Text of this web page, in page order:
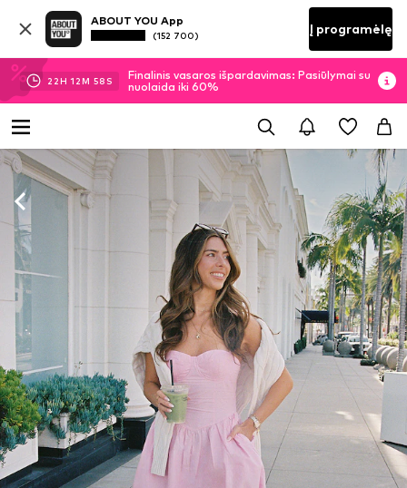
ABOUT YOU App
(152 700) Į programėlę
22H 12M 55 S
Finalinis vasaros išpardavimas: Pasiūlymai su
nuolaida iki 60%